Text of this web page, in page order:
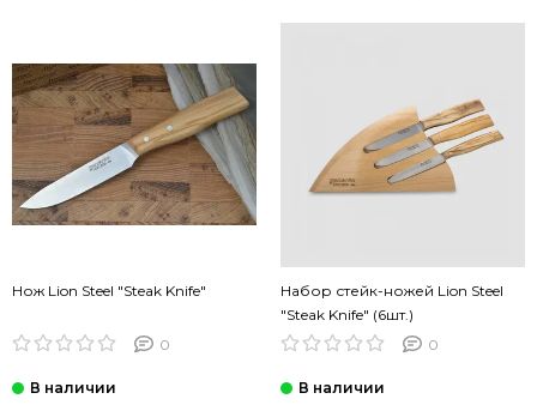
Нож Lion Steel "Steak Knife"
0
Набор стейк-ножей Lion Steel
"Steak Knife" (6шт.)
0